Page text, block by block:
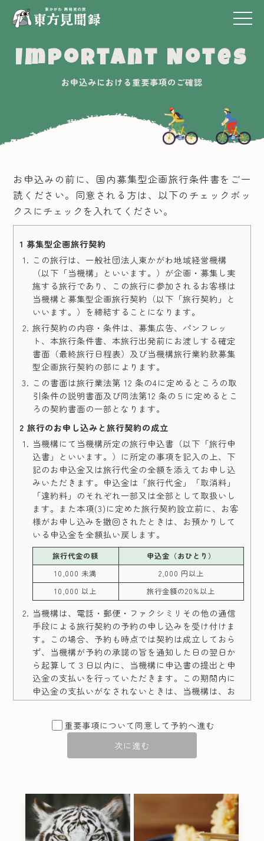
Important Notes
お申込みにおける重要事項のご確認
お申込みの前に、国内募集型企画旅行条件書をご一
読ください。同意される方は、以下のチェックボッ
クスにチェックを入れてください。
1 募集型企画旅行契約
この旅行は、一般社団法人東かがわ地域経営機構
（以下「当機構」といいます。）が企画・募集し実
施する旅行であり、この旅行に参加されるお客様は
当機構と募集型企画旅行契約（以下「旅行契約」と
いいます。）を締結することになります。
旅行契約の内容・条件は、募集広告、パンフレッ
ト、本旅行条件書、本旅行出発前にお渡しする確定
書面（最終旅行日程表）及び当機構旅行業約款募集
型企画旅行契約の部によります。
この書面は旅行業法第 12 条の4に定めるところの取
引条件の説明書面及び同法第12 条の５に定めるとこ
ろの契約書面の一部となります。
2 旅行のお申し込みと旅行契約の成立
当機構にて当機構所定の旅行申込書（以下「旅行申
込書」といいます。）に所定の事項を記入の上、下
記のお申込金又は旅行代金の全額を添えてお申し込
みいただきます。申込金は「旅行代金」「取消料」
「違約料」のそれぞれ一部又は全部として取扱いし
ます。また本項(3)に定めた旅行契約設立前に、お客
様がお申し込みを撤回されたときは、お預かりして
いる申込金を全額払い戻します。
旅行代金の額
申込金（おひとり）
10,000 未満
2,000 円以上
10,000 以上
旅行金額の20%以上
当機構は、電話・郵便・ファクシミリその他の通信
手段による旅行契約の予約の申し込みを受け付けま
す。この場合、予約も時点では契約は成立しておら
ず、当機構が予約の承諾の旨を通知した日の翌日か
ら起算して３日以内に、当機構に申込書の提出と申
込金の支払いを行っていただきます。この期間内に
申込金の支払いがなされないときは、当機構は、お
申し込みがなかったものとして取り扱います。
旅行契約は、当機構が契約の締結を承諾し、本項(1)
の申込金を受領したときに成立するものとします。
旅行参加に際し特別な配慮を必要とする場合には予
約お申し込み時にお申し出ください。当機構は可能
講じた特別な措置に要する費用は、お客様の負担と
します。
団体・グループ契約
重要事項について同意して予約へ進む
次に進む